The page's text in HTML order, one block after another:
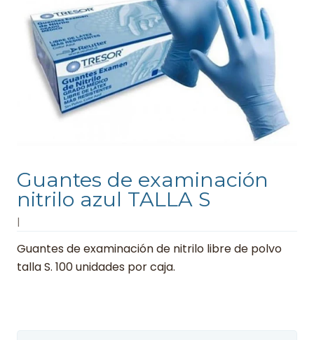
Guantes de examinación
nitrilo azul TALLA S
|
Guantes de examinación de nitrilo libre de polvo
talla S. 100 unidades por caja.